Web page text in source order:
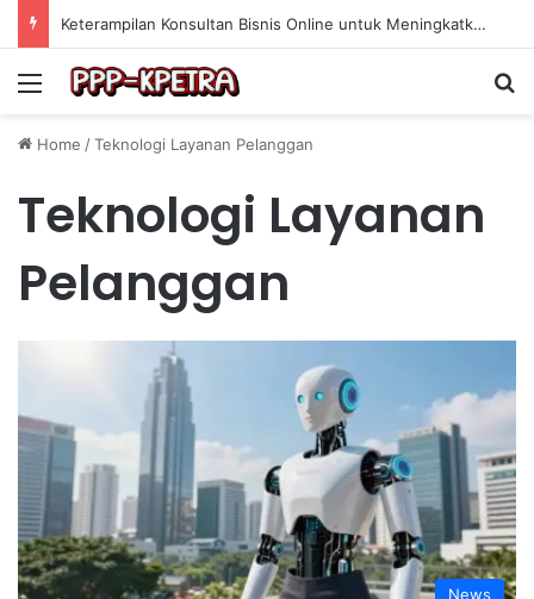
Keterampilan Konsultan Bisnis Online untuk Meningkatkan Pendapatan Berdasarkan Pengalaman Praktis
Menu
Home /Teknologi Layanan Pelanggan
Teknologi Layanan
Pelanggan
News